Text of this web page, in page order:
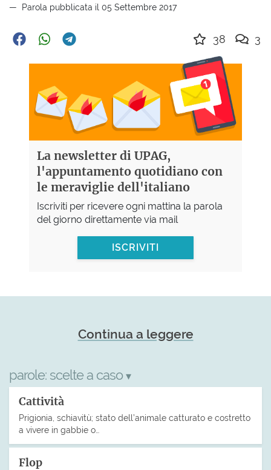
Parola pubblicata il 05 Settembre 2017
38 3
La newsletter di UPAG,
l'appuntamento quotidiano con
le meraviglie dell'italiano
Iscriviti per ricevere ogni mattina la parola
del giorno direttamente via mail
ISCRIVITI
Continua a leggere
parole: scelte a caso ▾
Cattività
Prigionia, schiavitù; stato dell’animale catturato e costretto
a vivere in gabbie o…
Flop